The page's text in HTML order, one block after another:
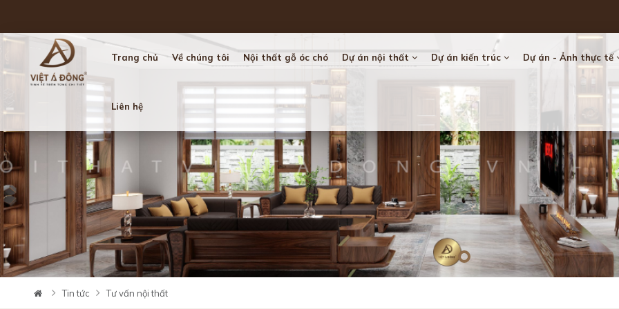
Trang chủ Về chúng tôi Nội thất gỗ óc chó Dự án nội thất Dự án kiến trúc Dự án - Ảnh thực tế
Liên hệ
Loading...
Tin tức Tư vấn nội thất